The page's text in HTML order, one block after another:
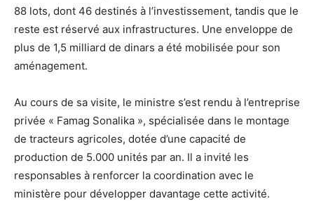
88 lots, dont 46 destinés à l’investissement, tandis que le
reste est réservé aux infrastructures. Une enveloppe de
plus de 1,5 milliard de dinars a été mobilisée pour son
aménagement.
Au cours de sa visite, le ministre s’est rendu à l’entreprise
privée « Famag Sonalika », spécialisée dans le montage
de tracteurs agricoles, dotée d’une capacité de
production de 5.000 unités par an. Il a invité les
responsables à renforcer la coordination avec le
ministère pour développer davantage cette activité.